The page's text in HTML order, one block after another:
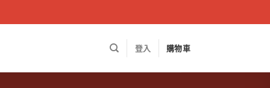
登入 購物車